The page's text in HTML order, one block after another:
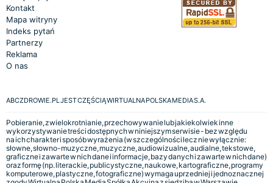
Kontakt
Mapa witryny
Indeks pytań
Partnerzy
Reklama
O nas
ABCZDROWIE.PL JEST CZĘŚCIĄ WIRTUALNA POLSKA MEDIA S.A.
Pobieranie, zwielokrotnianie, przechowywanie lub jakiekolwiek inne
wykorzystywanie treści dostępnych w niniejszym serwisie - bez względu
na ich charakter i sposób wyrażenia (w szczególności lecz nie wyłącznie:
słowne, słowno-muzyczne, muzyczne, audiowizualne, audialne, tekstowe,
graficzne i zawarte w nich dane i informacje, bazy danych i zawarte w nich dane)
oraz formę (np. literackie, publicystyczne, naukowe, kartograficzne, programy
komputerowe, plastyczne, fotograficzne) wymaga uprzedniej i jednoznacznej